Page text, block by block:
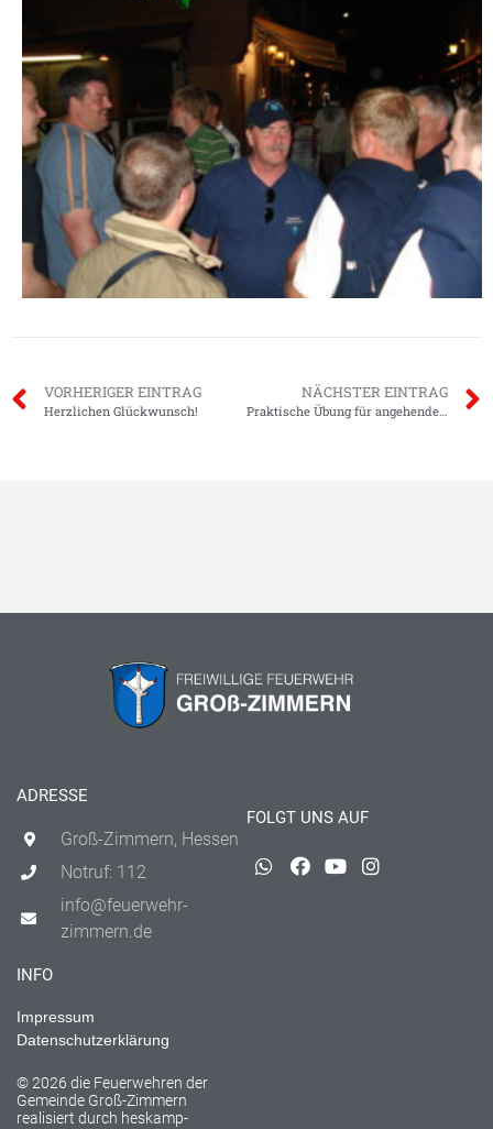
VORHERIGER EINTRAG
Herzlichen Glückwunsch!
NÄCHSTER EINTRAG
Praktische Übung für angehende Maschinisten
ADRESSE
Groß-Zimmern, Hessen
Notruf: 112
info@feuerwehr-
zimmern.de
FOLGT UNS AUF
INFO
Impressum
Datenschutzerklärung
© 2026 die Feuerwehren der
Gemeinde Groß-Zimmern
realisiert durch heskamp-